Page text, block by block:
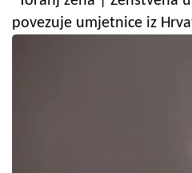
povezuje umjetnice iz